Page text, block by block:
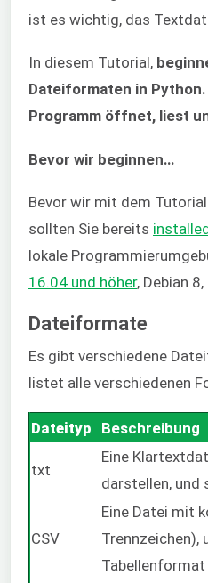
ist es wichtig, das
In diesem Tutorial,
Dateiformaten in
Programm öffnet, liest
Bevor wir beginnen…
Bevor wir mit dem
sollten Sie bereits
lokale
16.04 und höher, Debian
Dateiformate
Es gibt verschiedene
listet alle verschiedenen
Dateityp Beschreibung
txt
Eine
darstellen, und
CSV
Eine Datei mit
Trennzeichen),
Tabellenformat